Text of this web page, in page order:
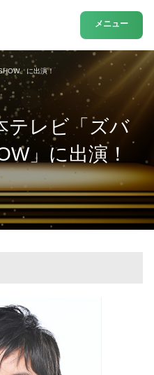
メニュー
テレビ「ズバ
」に出演！
」に出演！